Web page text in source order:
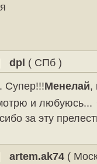
dpl ( СПб )
Супер!!!Менелай,
и любуюсь...
за эту
artem.ak74 (